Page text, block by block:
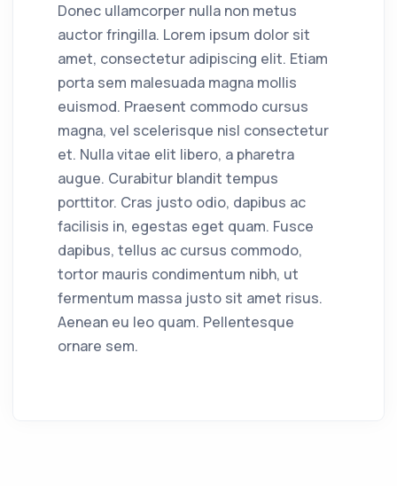
Donec ullamcorper nulla non metus
auctor fringilla. Lorem ipsum dolor sit
amet, consectetur adipiscing elit. Etiam
porta sem malesuada magna mollis
euismod. Praesent commodo cursus
magna, vel scelerisque nisl consectetur
et. Nulla vitae elit libero, a pharetra
augue. Curabitur blandit tempus
porttitor. Cras justo odio, dapibus ac
facilisis in, egestas eget quam. Fusce
dapibus, tellus ac cursus commodo,
tortor mauris condimentum nibh, ut
fermentum massa justo sit amet risus.
Aenean eu leo quam. Pellentesque
ornare sem.